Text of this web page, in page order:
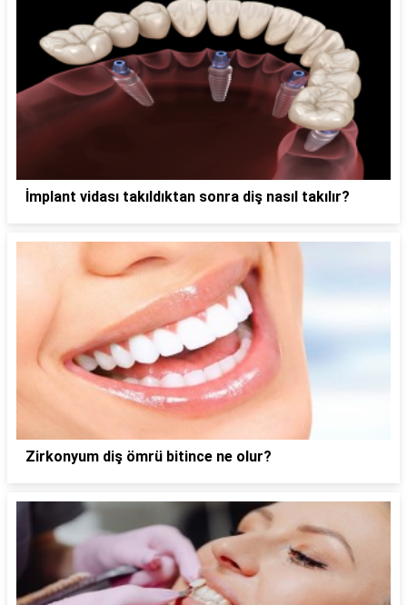
İmplant vidası takıldıktan sonra diş nasıl takılır?
Zirkonyum diş ömrü bitince ne olur?